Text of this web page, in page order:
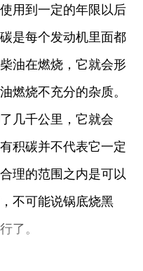
用到一定的年限以后
是每个发动机里面都
油在燃烧，它就会形
燃烧不充分的杂质。
几千公里，它就会
积碳并不代表它一定
理的范围之内是可以
不可能说锅底烧黑
了。